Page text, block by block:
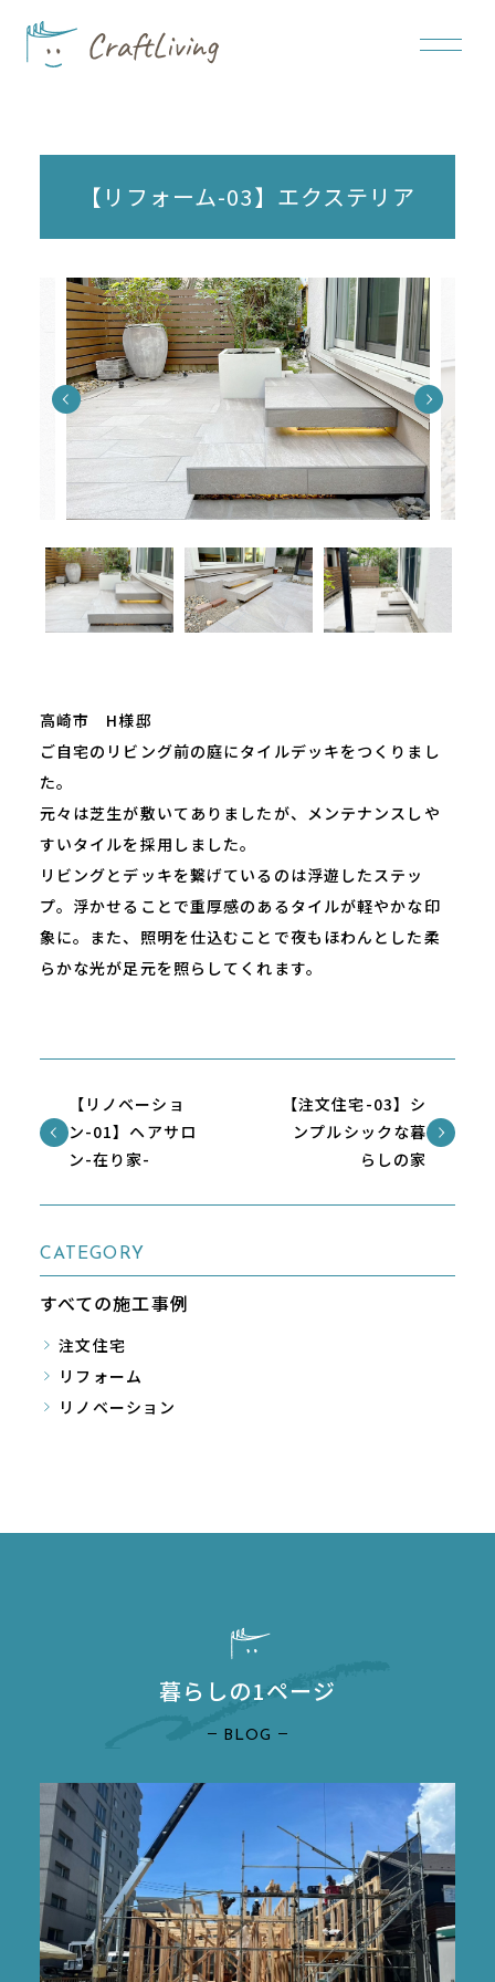
【リフォーム-03】エクステリア
高崎市 H様邸
ご自宅のリビング前の庭にタイルデッキをつくりまし
た。
元々は芝生が敷いてありましたが、メンテナンスしや
すいタイルを採用しました。
リビングとデッキを繋げているのは浮遊したステッ
プ。浮かせることで重厚感のあるタイルが軽やかな印
象に。また、照明を仕込むことで夜もほわんとした柔
らかな光が足元を照らしてくれます。
【リノベーショ
ン-01】ヘアサロ
ン-在り家-
【注文住宅-03】シ
ンプルシックな暮
らしの家
CATEGORY
すべての施工事例
注文住宅
リフォーム
リノベーション
暮らしの1ページ
BLOG